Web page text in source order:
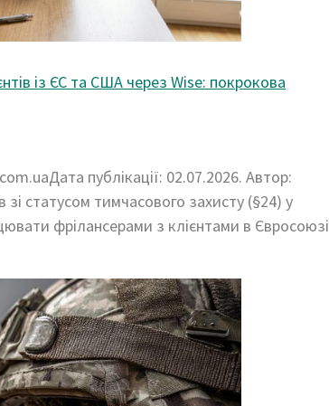
із ЄС та США через Wise: покрокова
публікації: 02.07.2026. Автор:
зі статусом тимчасового захисту (§24) у
фрілансерами з клієнтами в Євросоюзі